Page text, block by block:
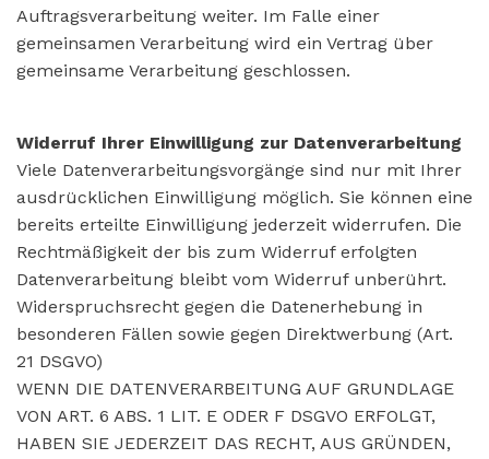
Auftragsverarbeitung weiter. Im Falle einer
gemeinsamen Verarbeitung wird ein Vertrag über
gemeinsame Verarbeitung geschlossen.
Widerruf Ihrer Einwilligung zur Datenverarbeitung
Viele Datenverarbeitungsvorgänge sind nur mit Ihrer
ausdrücklichen Einwilligung möglich. Sie können eine
bereits erteilte Einwilligung jederzeit widerrufen. Die
Rechtmäßigkeit der bis zum Widerruf erfolgten
Datenverarbeitung bleibt vom Widerruf unberührt.
Widerspruchsrecht gegen die Datenerhebung in
besonderen Fällen sowie gegen Direktwerbung (Art.
21 DSGVO)
WENN DIE DATENVERARBEITUNG AUF GRUNDLAGE
VON ART. 6 ABS. 1 LIT. E ODER F DSGVO ERFOLGT,
HABEN SIE JEDERZEIT DAS RECHT, AUS GRÜNDEN,